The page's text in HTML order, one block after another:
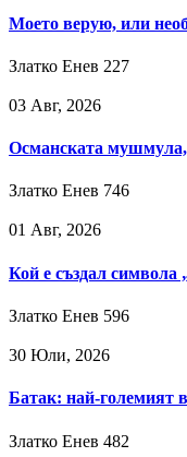
Моето верую, или
Златко Енев 227
03 Авг, 2026
Османската
Златко Енев 746
01 Авг, 2026
Кой е създал
Златко Енев 596
30 Юли, 2026
Батак: най-големият
Златко Енев 482